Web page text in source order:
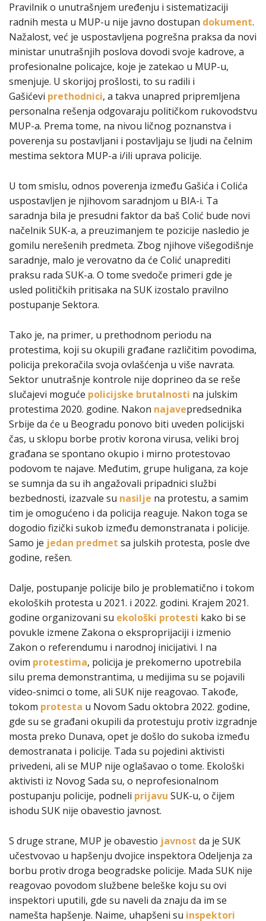
Pravilnik o unutrašnjem uređenju i sistematizaciji
radnih mesta u MUP-u nije javno dostupan dokument.
Nažalost, već je uspostavljena pogrešna praksa da novi
ministar unutrašnjih poslova dovodi svoje kadrove, a
profesionalne policajce, koje je zatekao u MUP-u,
smenjuje. U skorijoj prošlosti, to su radili i
Gašićevi prethodnici, a takva unapred pripremljena
personalna rešenja odgovaraju političkom rukovodstvu
MUP-a. Prema tome, na nivou ličnog poznanstva i
poverenja su postavljani i postavljaju se ljudi na čelnim
mestima sektora MUP-a i/ili uprava policije.
U tom smislu, odnos poverenja između Gašića i Colića
uspostavljen je njihovom saradnjom u BIA-i. Ta
saradnja bila je presudni faktor da baš Colić bude novi
načelnik SUK-a, a preuzimanjem te pozicije nasledio je
gomilu nerešenih predmeta. Zbog njihove višegodišnje
saradnje, malo je verovatno da će Colić unaprediti
praksu rada SUK-a. O tome svedoče primeri gde je
usled političkih pritisaka na SUK izostalo pravilno
postupanje Sektora.
Tako je, na primer, u prethodnom periodu na
protestima, koji su okupili građane različitim povodima,
policija prekoračila svoja ovlašćenja u više navrata.
Sektor unutrašnje kontrole nije doprineo da se reše
slučajevi moguće policijske brutalnosti na julskim
protestima 2020. godine. Nakon najavepredsednika
Srbije da će u Beogradu ponovo biti uveden policijski
čas, u sklopu borbe protiv korona virusa, veliki broj
građana se spontano okupio i mirno protestovao
podovom te najave. Međutim, grupe huligana, za koje
se sumnja da su ih angažovali pripadnici službi
bezbednosti, izazvale su nasilje na protestu, a samim
tim je omogućeno i da policija reaguje. Nakon toga se
dogodio fizički sukob između demonstranata i policije.
Samo je jedan predmet sa julskih protesta, posle dve
godine, rešen.
Dalje, postupanje policije bilo je problematično i tokom
ekoloških protesta u 2021. i 2022. godini. Krajem 2021.
godine organizovani su ekološki protesti kako bi se
povukle izmene Zakona o eksproprijaciji i izmenio
Zakon o referendumu i narodnoj inicijativi. I na
ovim protestima, policija je prekomerno upotrebila
silu prema demonstrantima, u medijima su se pojavili
video-snimci o tome, ali SUK nije reagovao. Takođe,
tokom protesta u Novom Sadu oktobra 2022. godine,
gde su se građani okupili da protestuju protiv izgradnje
mosta preko Dunava, opet je došlo do sukoba između
demostranata i policije. Tada su pojedini aktivisti
privedeni, ali se MUP nije oglašavao o tome. Ekološki
aktivisti iz Novog Sada su, o neprofesionalnom
postupanju policije, podneli prijavu SUK-u, o čijem
ishodu SUK nije obavestio javnost.
S druge strane, MUP je obavestio javnost da je SUK
učestvovao u hapšenju dvojice inspektora Odeljenja za
borbu protiv droga beogradske policije. Mada SUK nije
reagovao povodom službene beleške koju su ovi
inspektori uputili, gde su naveli da znaju da im se
namešta hapšenje. Naime, uhapšeni su inspektori